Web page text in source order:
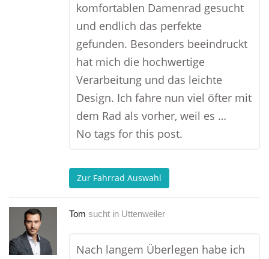
komfortablen Damenrad gesucht
und endlich das perfekte
gefunden. Besonders beeindruckt
hat mich die hochwertige
Verarbeitung und das leichte
Design. Ich fahre nun viel öfter mit
dem Rad als vorher, weil es …
No tags for this post.
Zur Fahrrad Auswahl
Tom sucht in Uttenweiler
Nach langem Überlegen habe ich